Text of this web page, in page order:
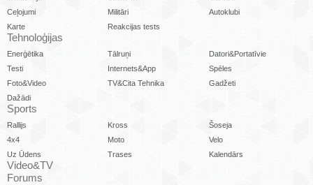
Ceļojumi
Militāri
Autoklubi
Karte
Reakcijas tests
Tehnoloģijas
Enerģētika Tālruņi
Datori&Portatīvie
Testi
Internets&App
Spēles
Foto&Video
TV&Cita Tehnika
Gadžeti
Dažādi
Sports
Rallijs Kross
Šoseja
4x4
Moto
Velo
Uz Ūdens
Trases Kalendārs
Video&TV
Forums